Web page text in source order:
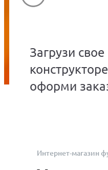
Загрузи
оформи
Интернет-магазин